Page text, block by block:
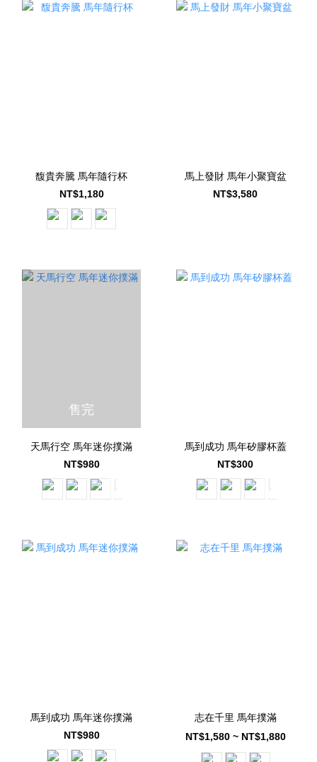
馥貴奔騰 馬年隨行杯
NT$1,180
馬上發財 馬年小聚寶盆
NT$3,580
售完
天馬行空 馬年迷你撲滿
NT$980
馬到成功 馬年矽膠杯蓋
NT$300
馬到成功 馬年迷你撲滿
NT$980
志在千里 馬年撲滿
NT$1,580 ~ NT$1,880